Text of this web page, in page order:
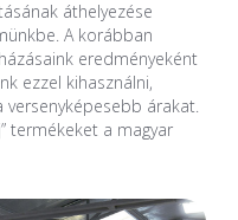
áthelyezése
A korábban
eredményeként
ezzel kihasználni,
árakat.
termékeket a magyar